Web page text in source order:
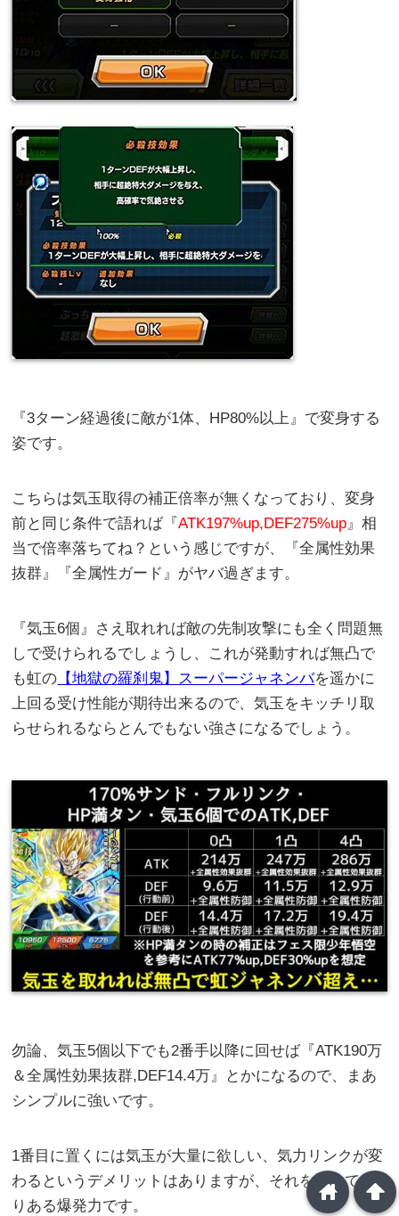
『3ターン経過後に敵が1体、HP80%以上』で変身する
姿です。
こちらは気玉取得の補正倍率が無くなっており、変身
前と同じ条件で語れば『ATK197%up,DEF275%up 』相
当で倍率落ちてね？という感じですが、『全属性効果
抜群』『全属性ガード』がヤバ過ぎます。
『気玉6個』さえ取れれば敵の先制攻撃にも全く問題無
しで受けられるでしょうし、これが発動すれば無凸で
も虹の 【地獄の羅刹鬼】スーパージャネンバを遥かに
上回る受け性能が期待出来るので、気玉をキッチリ取
らせられるならとんでもない強さになるでしょう。
勿論、気玉5個以下でも2番手以降に回せば『ATK190万
＆全属性効果抜群,DEF14.4万』とかになるので、まあ
シンプルに強いです。
1番目に置くには気玉が大量に欲しい、気力リンクが変
わるというデメリットはありますが、それを補って余
りある爆発力です。
arrowup
home